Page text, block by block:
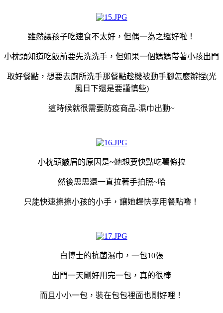
雖然讓孩子吃速食不太好，但偶一為之還好啦！
小枕頭知道吃飯前要先洗洗手，但如果一個媽媽帶著小孩出門
取好餐點，想要去廁所洗手那餐點趁機被動手腳怎麼辦捏(光
風日下還是要謹慎些)
這時候就很需要防疫商品-濕巾出動~
小枕頭皺眉的原因是~她想要快點吃薯條拉
然後思思還一直拉著手拍照~哈
只能快速擦擦小孩的小手，讓她趕快享用餐點嚕！
白博士的抗菌濕巾，一包10張
出門一天剛好用完一包，真的很棒
而且小小一包，裝在包包裡面也剛好哩！